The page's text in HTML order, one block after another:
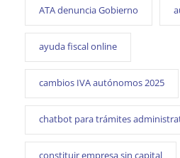
ATA denuncia Gobierno
ayuda fiscal online
cambios IVA autónomos 2025
chatbot para trámites
constituir empresa sin capital